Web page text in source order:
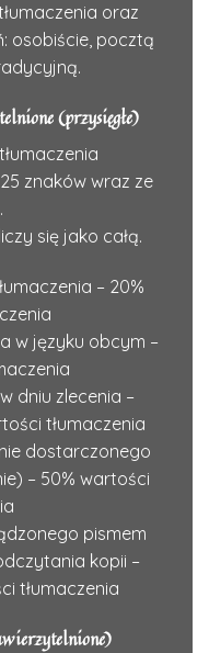
oraz
osobiście, pocztą
(przysięgłe)
znaków wraz ze
się jako całą.
– 20%
w języku obcym –
dniu zlecenia –
tłumaczenia
dostarczonego
– 50% wartości
pismem
kopii –
tłumaczenia